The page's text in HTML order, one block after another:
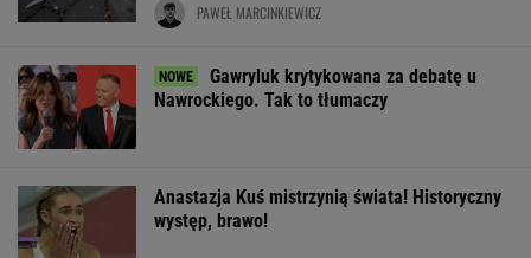
PAWEŁ MARCINKIEWICZ
Gawryluk krytykowana za debatę u
Nawrockiego. Tak to tłumaczy
Anastazja Kuś mistrzynią świata! Historyczny
występ, brawo!